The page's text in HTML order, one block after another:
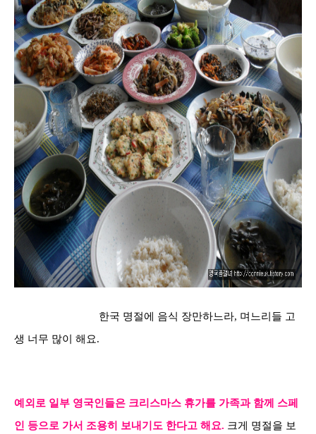
한국 명절에 음식 장만하느라, 며느리들 고
생 너무 많이 해요.
예외로 일부 영국인들은 크리스마스 휴가를 가족과 함께 스페
인 등으로 가서 조용히 보내기도 한다고 해요. 크게 명절을 보